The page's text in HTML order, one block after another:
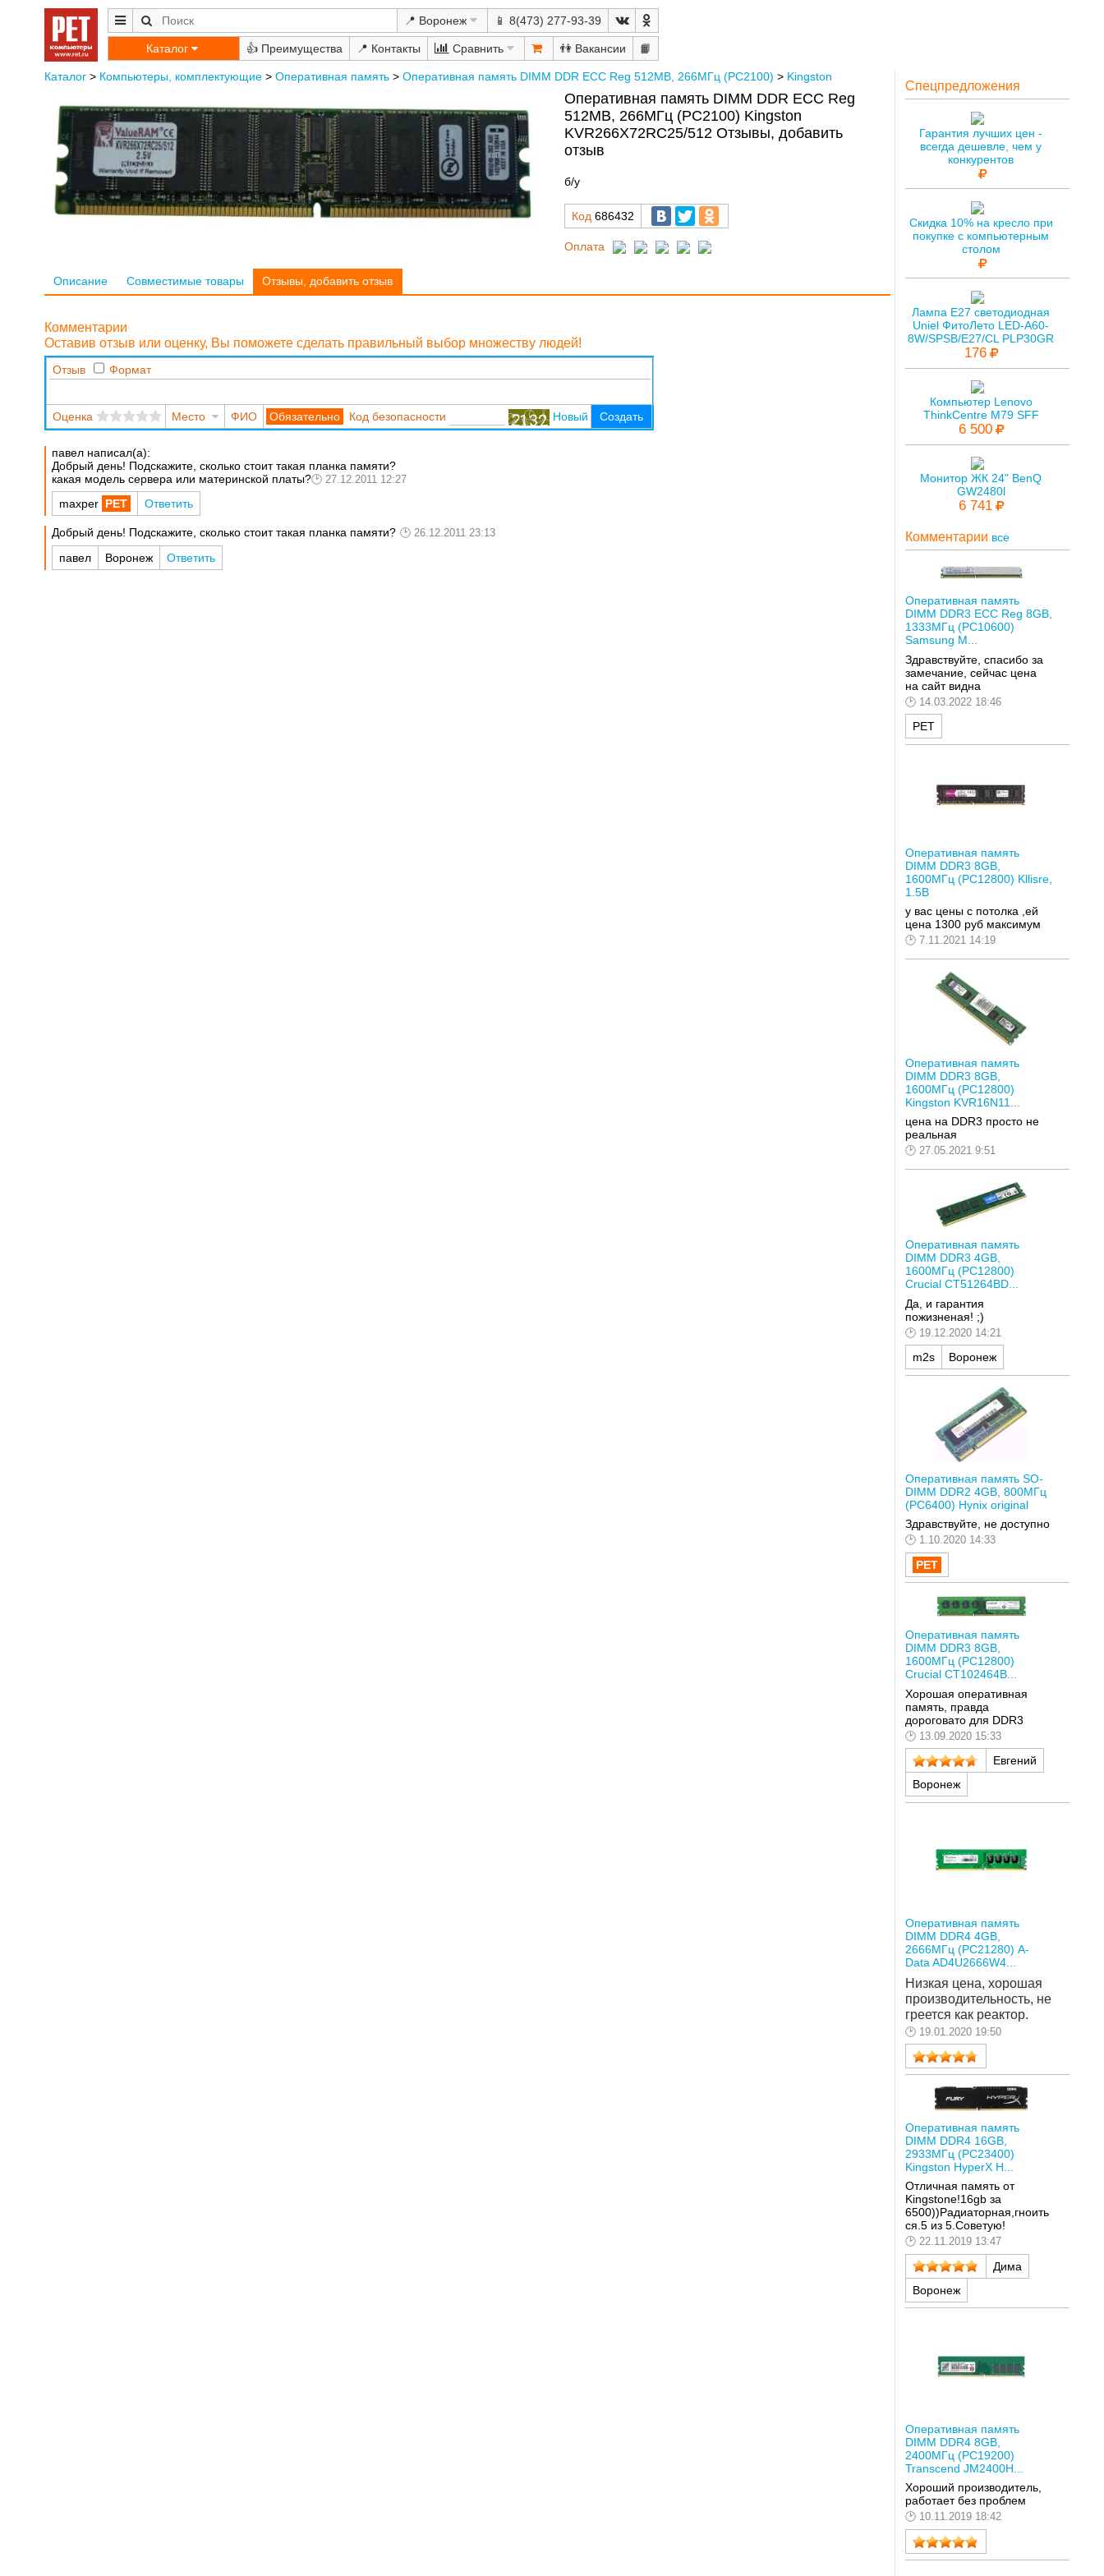
📍 Воронеж 📱 8(473) 277-93-39
Каталог 👍 📍 Сравнить 👫 📙
Каталог> Компьютеры, комплектующие> Оперативная память> Оперативная память DIMM DDR ECC Reg 512MB, 266МГц (PC2100) > Kingston
Оперативная память DIMM DDR ECC Reg
512MB, 266МГц (PC2100) Kingston
KVR266X72RC25/512 Отзывы, добавить
отзыв
б/у
Код 686432
Оплата
Описание Совместимые товары Отзывы, добавить отзыв
Комментарии
Оставив отзыв или оценку, Вы поможете сделать правильный выбор множеству людей!
Отзыв Формат
Оценка Место ФИО Код безопасности Новый Создать
павел написал(а):
Добрый день! Подскажите, сколько стоит такая планка памяти?
какая модель сервера или материнской платы?
27.12.2011 12:27
maxper Ответить
Добрый день! Подскажите, сколько стоит такая планка памяти? 26.12.2011 23:13
павел Воронеж Ответить
Спецпредложения
Гарантия лучших цен -
всегда дешевле, чем у
конкурентов
Скидка 10% на кресло при
покупке с компьютерным
столом
Лампа E27 светодиодная
Uniel ФитоЛето LED-A60-
8W/SPSB/E27/CL PLP30GR
176
Компьютер Lenovo
ThinkCentre M79 SFF
6 500
Монитор ЖК 24" BenQ
GW2480l
6 741
Комментарии все
Оперативная память
DIMM DDR3 ECC Reg 8GB,
1333МГц (PC10600)
Samsung M...
Здравствуйте, спасибо за
замечание, сейчас цена
на сайт видна
14.03.2022 18:46
РЕТ
Оперативная память
DIMM DDR3 8GB,
1600МГц (PC12800) Kllisre,
1.5В
у вас цены с потолка ,ей
цена 1300 руб максимум
7.11.2021 14:19
Оперативная память
DIMM DDR3 8GB,
1600МГц (PC12800)
Kingston KVR16N11...
цена на DDR3 просто не
реальная
27.05.2021 9:51
Оперативная память
DIMM DDR3 4GB,
1600МГц (PC12800)
Crucial CT51264BD...
Да, и гарантия
пожизненая! ;)
19.12.2020 14:21
m2s Воронеж
Оперативная память SO-
DIMM DDR2 4GB, 800МГц
(PC6400) Hynix original
Здравствуйте, не доступно
1.10.2020 14:33
Оперативная память
DIMM DDR3 8GB,
1600МГц (PC12800)
Crucial CT102464B...
Хорошая оперативная
память, правда
дороговато для DDR3
13.09.2020 15:33
Евгений
Воронеж
Оперативная память
DIMM DDR4 4GB,
2666МГц (PC21280) A-
Data AD4U2666W4...
Низкая цена, хорошая
производительность, не
греется как реактор.
19.01.2020 19:50
Оперативная память
DIMM DDR4 16GB,
2933МГц (PC23400)
Kingston HyperX H...
Отличная память от
Kingstone!16gb за
6500))Радиаторная,гноить
ся.5 из 5.Советую!
22.11.2019 13:47
Дима
Воронеж
Оперативная память
DIMM DDR4 8GB,
2400МГц (PC19200)
Transcend JM2400H...
Хороший производитель,
работает без проблем
10.11.2019 18:42